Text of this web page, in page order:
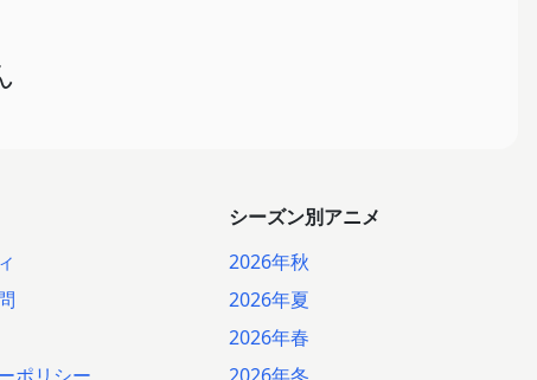
シーズン別アニメ
2026年秋
2026年夏
2026年春